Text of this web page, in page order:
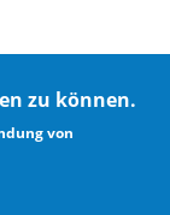
zu können.
von